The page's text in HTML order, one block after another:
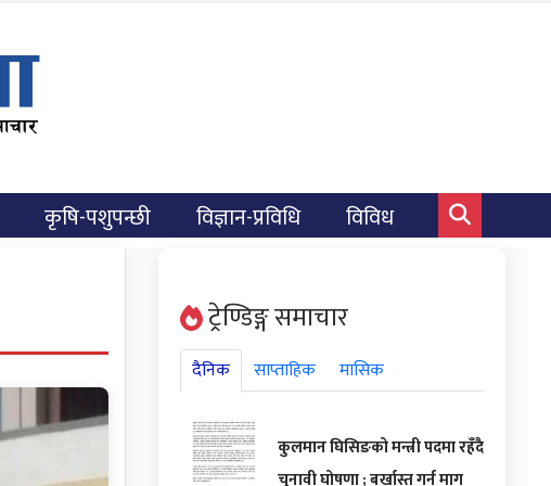
कृषि-पशुपन्छी विज्ञान-प्रविधि विविध
ट्रेण्डिङ्ग समाचार
दैनिक साप्ताहिक मासिक
कुलमान घिसिङको मन्त्री पदमा रहँदै
चुनावी घोषणा ; बर्खास्त गर्न माग